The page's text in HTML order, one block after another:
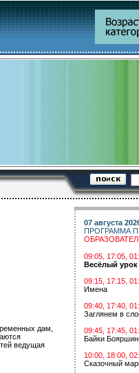
дам,
ведущая
07 августа
ПРОГРАММА
09:05, 17:05,
Весёлый урок
09:15, 17:15,
Имена
09:40, 17:40,
Заглянем в
09:45, 17:45,
Байки
10:00, 18:00,
Сказочный